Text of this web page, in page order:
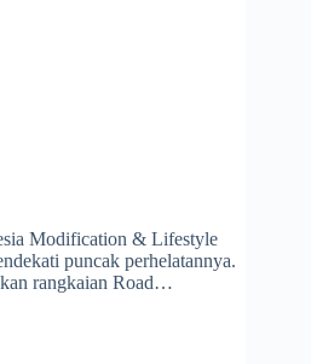
Modification & Lifestyle
puncak perhelatannya.
rangkaian Road…